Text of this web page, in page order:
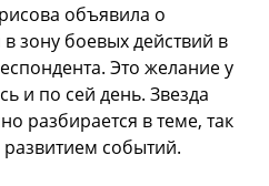
объявила о
зону боевых действий в
Это желание у
и по сей день. Звезда
разбирается в теме, так
развитием событий.